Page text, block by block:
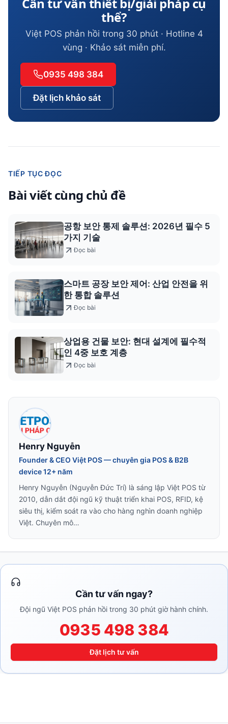
Cần tư vấn thiết bị/giải pháp cụ
thể?
Việt POS phản hồi trong 30 phút · Hotline 4
vùng · Khảo sát miễn phí.
0935 498 384
Đặt lịch khảo sát
TIẾP TỤC ĐỌC
Bài viết cùng chủ đề
공항 보안 통제 솔루션: 2026년 필수 5
가지 기술
Đọc bài
스마트 공장 보안 제어: 산업 안전을 위
한 통합 솔루션
Đọc bài
상업용 건물 보안: 현대 설계에 필수적
인 4중 보호 계층
Đọc bài
Henry Nguyễn
Founder & CEO Việt POS — chuyên gia POS & B2B
device 12+ năm
Henry Nguyễn (Nguyễn Đức Trí) là sáng lập Việt POS từ
2010, dẫn dắt đội ngũ kỹ thuật triển khai POS, RFID, kệ
siêu thị, kiểm soát ra vào cho hàng nghìn doanh nghiệp
Việt. Chuyên mô…
Cần tư vấn ngay?
Đội ngũ Việt POS phản hồi trong 30 phút giờ hành chính.
0935 498 384
Đặt lịch tư vấn